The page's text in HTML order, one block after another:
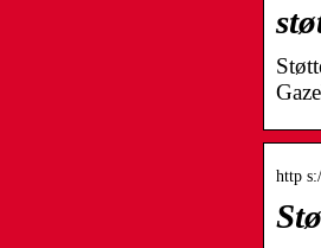
http